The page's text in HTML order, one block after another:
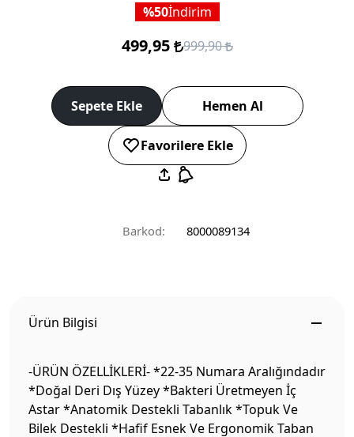
50İndirim
499,95 999,90
Sepete Ekle Hemen Al
Favorilere Ekle
Barkod: 8000089134
Ürün Bilgisi
-ÜRÜN ÖZELLİKLERİ- *22-35 Numara Aralığındadır
*Doğal Deri Dış Yüzey *Bakteri Üretmeyen İç
Astar *Anatomik Destekli Tabanlık *Topuk Ve
Bilek Destekli *Hafif Esnek Ve Ergonomik Taban